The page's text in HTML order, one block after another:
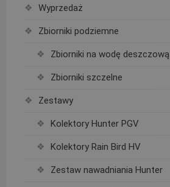
Wyprzedaż
Zbiorniki podziemne
Zbiorniki na wodę deszczową
Zbiorniki szczelne
Zestawy
Kolektory Hunter PGV
Kolektory Rain Bird HV
Zestaw nawadniania Hunter